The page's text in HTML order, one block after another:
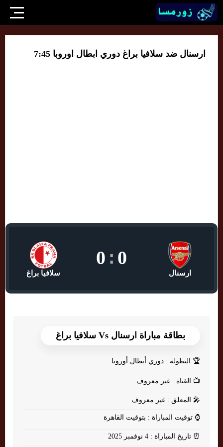
ارسنال ضد سلافيا براغ دوري ابطال اوروبا 7:45
ارسنال
0
:
0
سلافيا براغ
بطاقة مباراة ارسنال Vs سلافيا براغ
🏆 البطولة : دوري أبطال أوروبا
📺 القناة : غير معروف
🎤 المعلق : غير معروف
⌚ توقيت المباراة : بتوقيت القاهرة
⏰ تاريخ المباراة : 4 نوفمبر 2025